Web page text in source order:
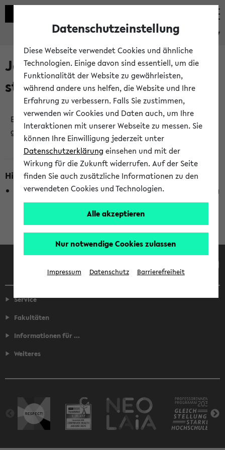
eKVV
Jetzt und in Kürze
stattfindende Veranstaltungen
Es wurden keine jetzt stattfindenden Veranstaltungen
gefunden!
Hinweise zur Liste
Die Anzeige ist semesterübergreifend und nicht abhängig
vom im eKVV gewählten Semester.
Facebook Instagram LinkedIn TikTok
Service
Fakultäten
Informationen für ...
Weiteres
Datenschutzeinstellung
Diese Webseite verwendet Cookies und ähnliche
Technologien. Einige davon sind essentiell, um die
Funktionalität der Website zu gewährleisten,
während andere uns helfen, die Website und Ihre
Erfahrung zu verbessern. Falls Sie zustimmen,
verwenden wir Cookies und Daten auch, um Ihre
Interaktionen mit unserer Webseite zu messen. Sie
können Ihre Einwilligung jederzeit unter
Datenschutzerklärung einsehen und mit der
Wirkung für die Zukunft widerrufen. Auf der Seite
finden Sie auch zusätzliche Informationen zu den
verwendeten Cookies und Technologien.
Alle akzeptieren
Nur notwendige Cookies zulassen
Impressum Datenschutz Barrierefreiheit